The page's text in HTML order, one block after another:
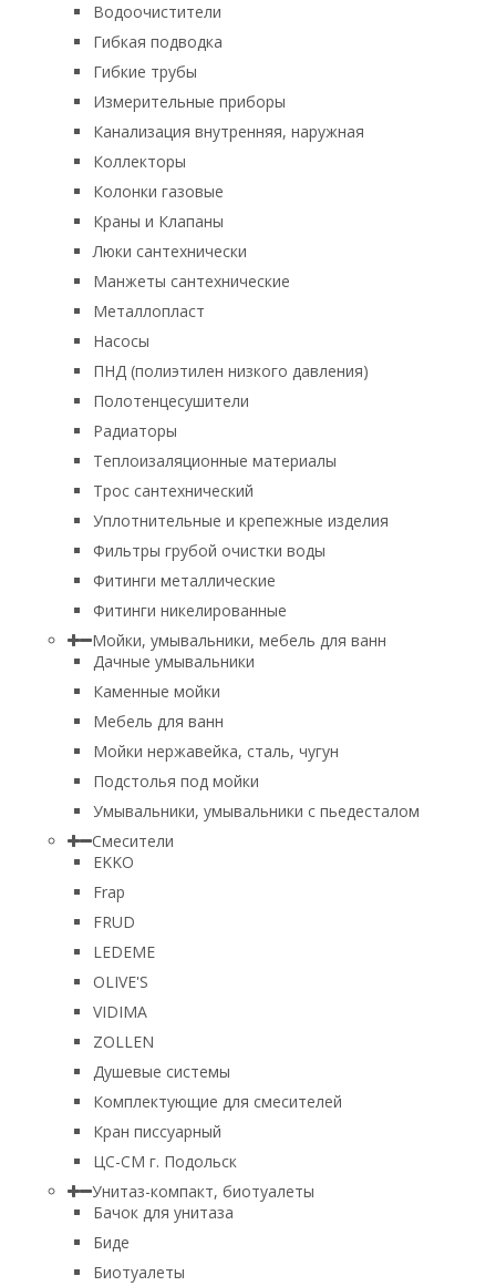
Водоочистители
Гибкая подводка
Гибкие трубы
Измерительные приборы
Канализация внутренняя, наружная
Коллекторы
Колонки газовые
Краны и Клапаны
Люки сантехнически
Манжеты сантехнические
Металлопласт
Насосы
ПНД (полиэтилен низкого давления)
Полотенцесушители
Радиаторы
Теплоизаляционные материалы
Трос сантехнический
Уплотнительные и крепежные изделия
Фильтры грубой очистки воды
Фитинги металлические
Фитинги никелированные
Мойки, умывальники, мебель для ванн
Дачные умывальники
Каменные мойки
Мебель для ванн
Мойки нержавейка, сталь, чугун
Подстолья под мойки
Умывальники, умывальники с пьедесталом
Смесители
EKKO
Frap
FRUD
LEDEME
OLIVE'S
VIDIMA
ZOLLEN
Душевые системы
Комплектующие для смесителей
Кран писсуарный
ЦС-СМ г. Подольск
Унитаз-компакт, биотуалеты
Бачок для унитаза
Биде
Биотуалеты